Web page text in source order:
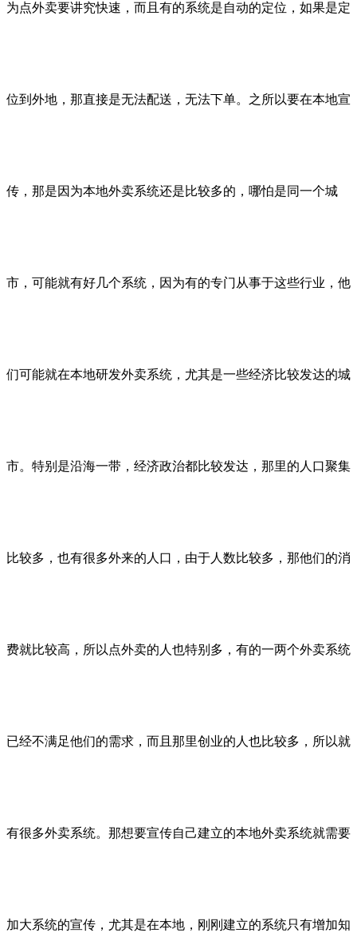
为点外卖要讲究快速，而且有的系统是自动的定位，如果是定
位到外地，那直接是无法配送，无法下单。之所以要在本地宣
传，那是因为本地外卖系统还是比较多的，哪怕是同一个城
市，可能就有好几个系统，因为有的专门从事于这些行业，他
们可能就在本地研发外卖系统，尤其是一些经济比较发达的城
市。特别是沿海一带，经济政治都比较发达，那里的人口聚集
比较多，也有很多外来的人口，由于人数比较多，那他们的消
费就比较高，所以点外卖的人也特别多，有的一两个外卖系统
已经不满足他们的需求，而且那里创业的人也比较多，所以就
有很多外卖系统。那想要宣传自己建立的本地外卖系统就需要
加大系统的宣传，尤其是在本地，刚刚建立的系统只有增加知